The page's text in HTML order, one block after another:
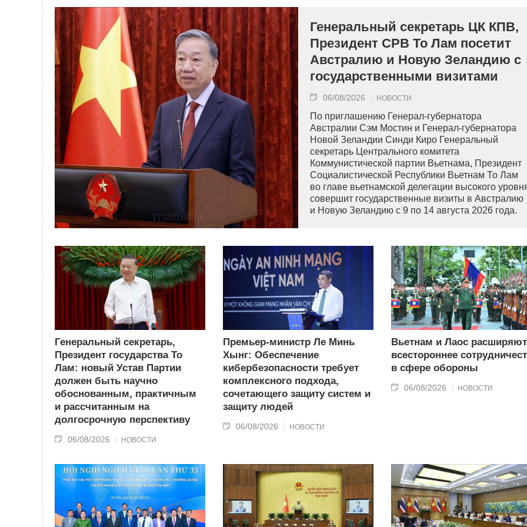
Генеральный секретарь ЦК КПВ,
Президент СРВ То Лам посетит
Австралию и Новую Зеландию с
государственными визитами
06/08/2026 НОВОСТИ
По приглашению Генерал-губернатора
Австралии Сэм Мостин и Генерал-губернатора
Новой Зеландии Синди Киро Генеральный
секретарь Центрального комитета
Коммунистической партии Вьетнама, Президент
Социалистической Республики Вьетнам То Лам
во главе вьетнамской делегации высокого
совершит государственные визиты в Австралию
и Новую Зеландию с 9 по 14 августа 2026 года.
Генеральный секретарь,
Президент государства То
Лам: новый Устав Партии
должен быть научно
обоснованным, практичным
и рассчитанным на
долгосрочную перспективу
06/08/2026 НОВОСТИ
Премьер-министр Ле Минь
Хынг: Обеспечение
кибербезопасности требует
комплексного подхода,
сочетающего защиту систем и
защиту людей
06/08/2026 НОВОСТИ
Вьетнам и Лаос расширяют
всестороннее
в сфере обороны
06/08/2026 НОВОСТИ